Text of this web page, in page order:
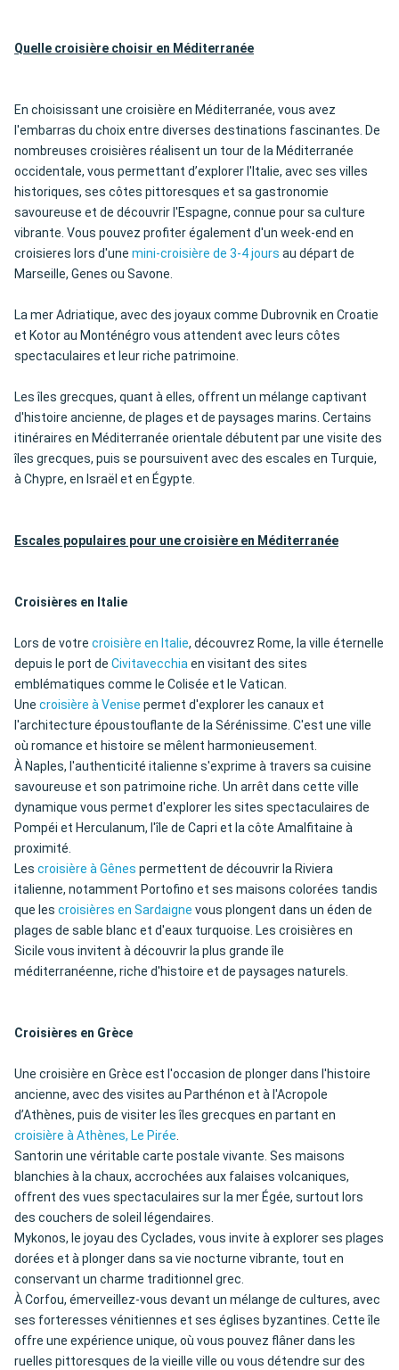
Quelle croisière choisir en Méditerranée
En choisissant une croisière en Méditerranée, vous avez
l'embarras du choix entre diverses destinations fascinantes. De
nombreuses croisières réalisent un tour de la Méditerranée
occidentale, vous permettant d’explorer l'Italie, avec ses villes
historiques, ses côtes pittoresques et sa gastronomie
savoureuse et de découvrir l'Espagne, connue pour sa culture
vibrante. Vous pouvez profiter également d'un week-end en
croisieres lors d'une mini-croisière de 3-4 jours au départ de
Marseille, Genes ou Savone.
La mer Adriatique, avec des joyaux comme Dubrovnik en Croatie
et Kotor au Monténégro vous attendent avec leurs côtes
spectaculaires et leur riche patrimoine.
Les îles grecques, quant à elles, offrent un mélange captivant
d'histoire ancienne, de plages et de paysages marins. Certains
itinéraires en Méditerranée orientale débutent par une visite des
îles grecques, puis se poursuivent avec des escales en Turquie,
à Chypre, en Israël et en Égypte.
Escales populaires pour une croisière en Méditerranée
Croisières en Italie
Lors de votre croisière en Italie, découvrez Rome, la ville éternelle
depuis le port de Civitavecchiaen visitant des sites
emblématiques comme le Colisée et le Vatican.
Une croisière à Venise permet d'explorer les canaux et
l'architecture époustouflante de la Sérénissime. C'est une ville
où romance et histoire se mêlent harmonieusement.
À Naples, l'authenticité italienne s'exprime à travers sa cuisine
savoureuse et son patrimoine riche. Un arrêt dans cette ville
dynamique vous permet d'explorer les sites spectaculaires de
Pompéi et Herculanum, l'île de Capri et la côte Amalfitaine à
proximité.
Les croisière à Gênes permettent de découvrir la Riviera
italienne, notamment Portofino et ses maisons colorées tandis
que les croisières en Sardaigne vous plongent dans un éden de
plages de sable blanc et d'eaux turquoise. Les croisières en
Sicile vous invitent à découvrir la plus grande île
méditerranéenne, riche d'histoire et de paysages naturels.
Croisières en Grèce
Une croisière en Grèce est l'occasion de plonger dans l'histoire
ancienne, avec des visites au Parthénon et à l'Acropole
d’Athènes, puis de visiter les îles grecques en partant en
croisière à Athènes, Le Pirée.
Santorin une véritable carte postale vivante. Ses maisons
blanchies à la chaux, accrochées aux falaises volcaniques,
offrent des vues spectaculaires sur la mer Égée, surtout lors
des couchers de soleil légendaires.
Mykonos, le joyau des Cyclades, vous invite à explorer ses plages
dorées et à plonger dans sa vie nocturne vibrante, tout en
conservant un charme traditionnel grec.
À Corfou, émerveillez-vous devant un mélange de cultures, avec
ses forteresses vénitiennes et ses églises byzantines. Cette île
offre une expérience unique, où vous pouvez flâner dans les
ruelles pittoresques de la vieille ville ou vous détendre sur des